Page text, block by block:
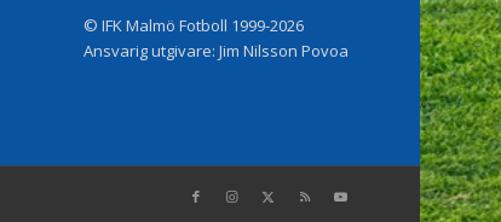
© IFK Malmö Fotboll 1999-2026
Ansvarig utgivare: Jim Nilsson Povoa